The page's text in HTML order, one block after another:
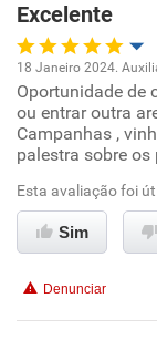
Excelente
Oportunidade
Ambiente de
Conciliação com
Benefícios
18 Janeiro 2024.
Oportunidade de
ou entrar outra
Campanhas ,
palestra sobre os
Esta avaliação foi
Sim
Denunciar